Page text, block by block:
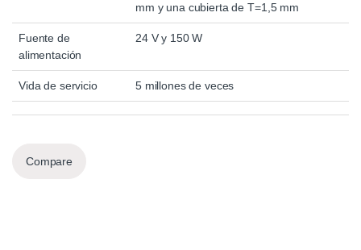
mm y una cubierta de T=1,5 mm
Fuente de
alimentación
24 V y 150 W
Vida de servicio 5 millones de veces
Compare